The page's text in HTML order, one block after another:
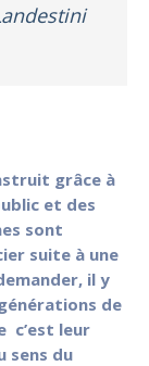
grâce à
et des
sont
suite à une
il y
de
c’est leur
sens du